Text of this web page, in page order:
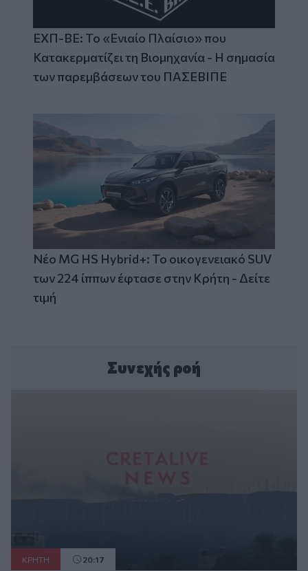
ΕΧΠ-ΒΕ: Το «Ενιαίο Πλαίσιο» που
Κατακερματίζει τη Βιομηχανία - Η σημασία
των παρεμβάσεων του ΠΑΣΕΒΙΠΕ
Νέο MG HS Hybrid+: Το οικογενειακό SUV
των 224 ίππων έφτασε στην Κρήτη - Δείτε
τιμή
Συνεχής ροή
ΚΡΗΤΗ 20:17